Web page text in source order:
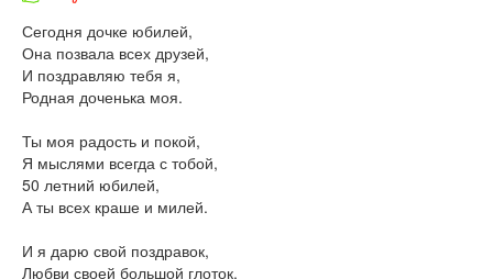
Сегодня дочке юбилей,
Она позвала всех друзей,
И поздравляю тебя я,
Родная доченька моя.
Ты моя радость и покой,
Я мыслями всегда с тобой,
50 летний юбилей,
А ты всех краше и милей.
И я дарю свой поздравок,
Любви своей большой глоток,